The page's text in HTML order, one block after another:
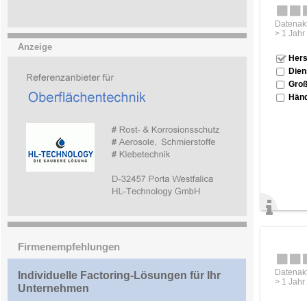
Anzeige
Firmenempfehlungen
Indivi­duelle Factoring-Lösungen für Ihr
Unternehmen
> 1 Jahr
> 1 Jahr